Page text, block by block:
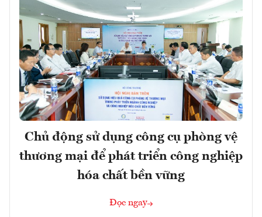
Chủ động sử dụng công cụ phòng vệ
thương mại để phát triển công nghiệp
hóa chất bền vững
Đọc ngay